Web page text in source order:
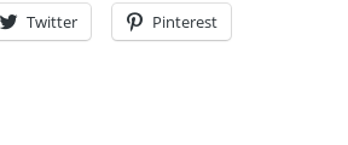
Twitter Pinterest